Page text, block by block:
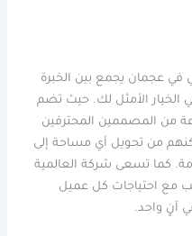
عجمان يجمع بين الخبرة
الخيار الأمثل لك. حيث تضم
من المصممين المحترفين
من تحويل أي مساحة إلى
كما تسعى شركة العالمية
مع احتياجات كل عميل
آنٍ واحد.